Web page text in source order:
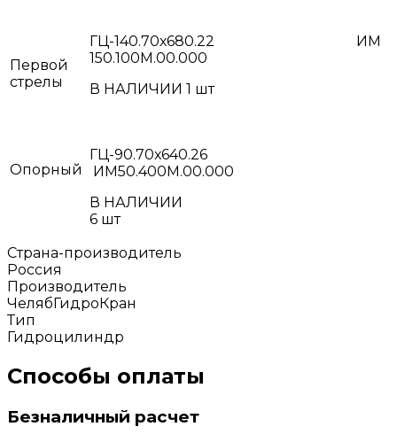
Первой
стрелы
ГЦ-140.70х680.22 ИМ
150.100М.00.000
В НАЛИЧИИ 1
Опорный
ГЦ-90.70х640.26
ИМ50.400М.00.000
В НАЛИЧИИ
6
Страна-производитель
Россия
Производитель
ЧелябГидроКран
Тип
Гидроцилиндр
Способы оплаты
Безналичный расчет